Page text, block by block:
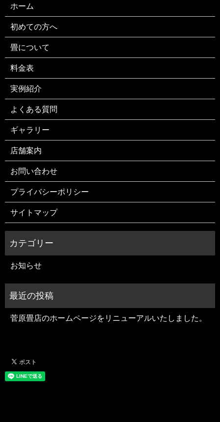
ホーム
初めての方へ
畳について
料金表
実例紹介
よくある質問
ギャラリー
店舗案内
お問い合わせ
プライバシーポリシー
サイトマップ
お知らせ
菅原畳店のホームページをリニューアルいたしました。